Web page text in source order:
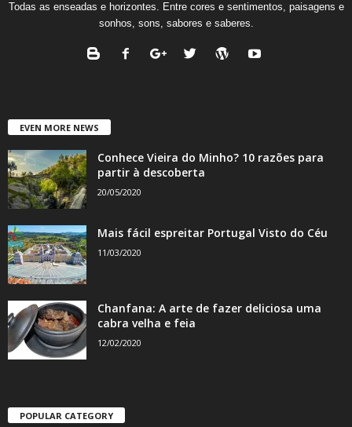
Todas as enseadas e horizontes. Entre cores e sentimentos, paisagens e
sonhos, sons, sabores e saberes.
EVEN MORE NEWS
Conhece Vieira do Minho? 10 razões para
partir à descoberta
20/05/2020
Mais fácil espreitar Portugal Visto do Céu
11/03/2020
Chanfana: A arte de fazer deliciosa uma
cabra velha e feia
12/02/2020
POPULAR CATEGORY